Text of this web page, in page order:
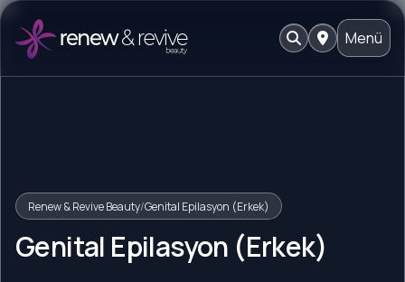
Menü
Renew & Revive Beauty/Genital Epilasyon (Erkek)
Genital Epilasyon (Erkek)